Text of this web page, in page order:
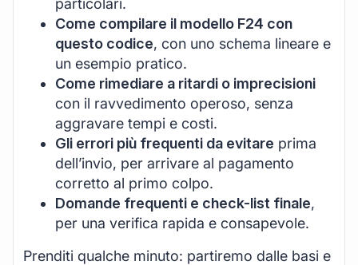
Come compilare il modello F24 con
questo codice, con uno schema lineare e
un esempio pratico.
Come rimediare a ritardi o imprecisioni
con il ravvedimento operoso, senza
aggravare tempi e costi.
Gli errori più frequenti da evitare prima
dell’invio, per arrivare al pagamento
corretto al primo colpo.
Domande frequenti e check-list finale,
per una verifica rapida e consapevole.
Prenditi qualche minuto: partiremo dalle basi e